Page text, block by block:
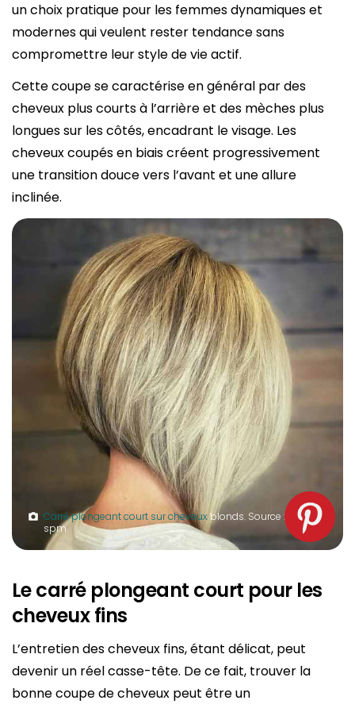
un choix pratique pour les femmes dynamiques et
modernes qui veulent rester tendance sans
compromettre leur style de vie actif.
Cette coupe se caractérise en général par des
cheveux plus courts à l’arrière et des mèches plus
longues sur les côtés, encadrant le visage. Les
cheveux coupés en biais créent progressivement
une transition douce vers l’avant et une allure
inclinée.
Carré plongeant court sur cheveuxblonds. Source :
spm
Le carré plongeant court pour les
cheveux fins
L’entretien des cheveux fins, étant délicat, peut
devenir un réel casse-tête. De ce fait, trouver la
bonne coupe de cheveux peut être un